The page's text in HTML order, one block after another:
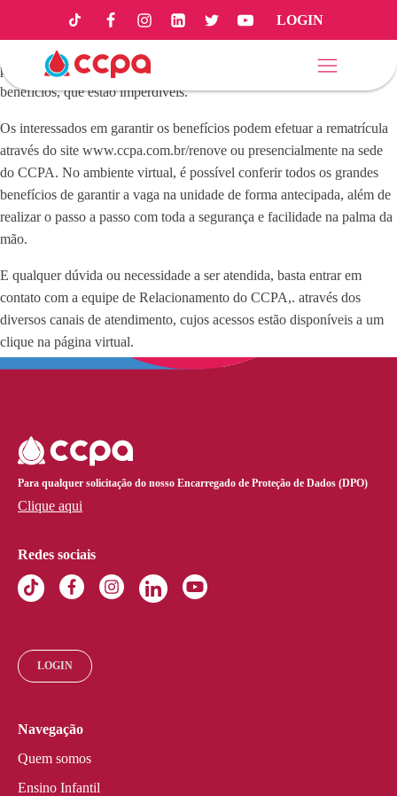
LOGIN
A rematrícula 2024 está aberta e com condições especiais. Para
aproveitar as vantagens, os pais têm até o próximo dia 31 deste mês
para acessar os canais de atendimento e escolher o melhor combo de
benefícios, que estão imperdíveis.
Os interessados em garantir os benefícios podem efetuar a rematrícula
através do site www.ccpa.com.br/renove ou presencialmente na sede
do CCPA. No ambiente virtual, é possível conferir todos os grandes
benefícios de garantir a vaga na unidade de forma antecipada, além de
realizar o passo a passo com toda a segurança e facilidade na palma da
mão.
E qualquer dúvida ou necessidade a ser atendida, basta entrar em
contato com a equipe de Relacionamento do CCPA,. através dos
diversos canais de atendimento, cujos acessos estão disponíveis a um
clique na página virtual.
Para qualquer solicitação do nosso Encarregado de Proteção de Dados (DPO)
Clique aqui
Redes sociais
LOGIN
Navegação
Quem somos
Ensino Infantil